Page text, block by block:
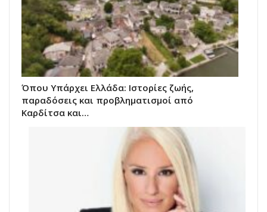
Όπου Υπάρχει Ελλάδα: Ιστορίες ζωής,
παραδόσεις και προβληματισμοί από
Καρδίτσα και…